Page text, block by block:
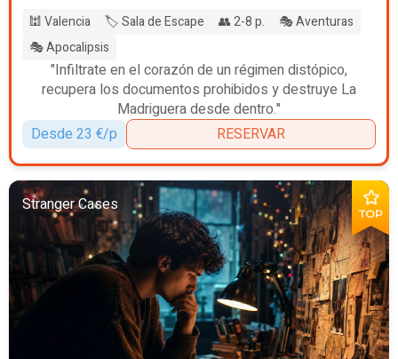
🕍 Valencia 🏷️ Sala de Escape 👥 2-8 p.
🎭 Aventuras
🎭 Apocalipsis
"Infiltrate en el corazón de un régimen distópico,
recupera los documentos prohibidos y destruye La
Madriguera desde dentro."
Desde 23 €/p
RESERVAR
TOP
Stranger Cases